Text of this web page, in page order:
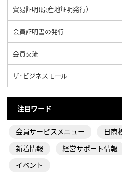
貿易証明(原産地証明発行）
会員証明書の発行
会員交流
ザ･ビジネスモール
注目ワード
会員サービスメニュー
日商
新着情報
経営サポート情報
イベント